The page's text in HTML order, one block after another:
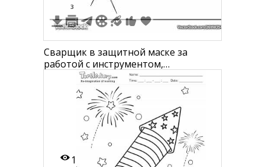
3
Сварщик в защитной маске за
работой с инструментом,
выделяющим искры.
1